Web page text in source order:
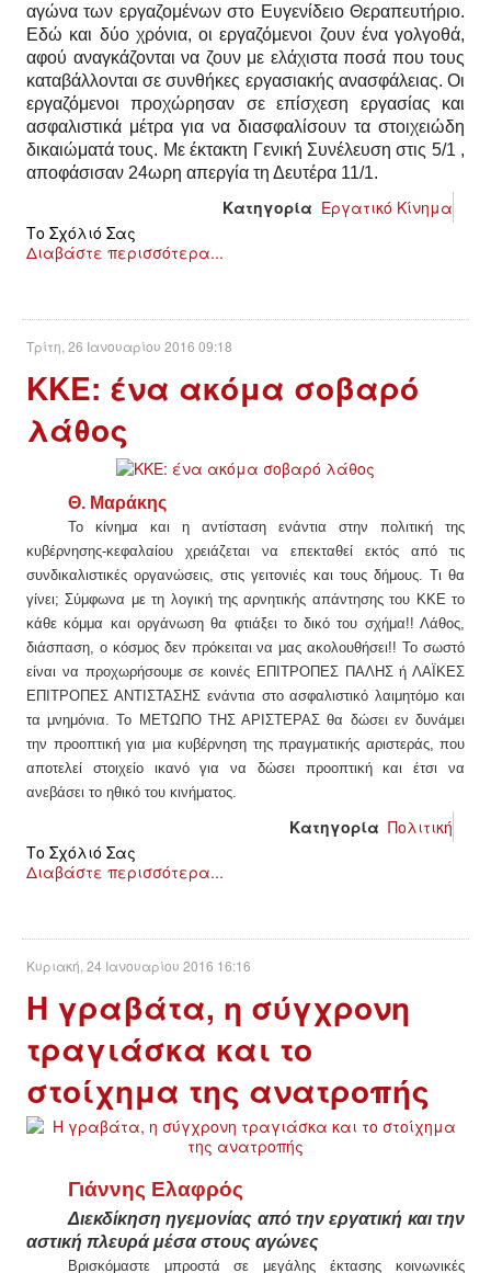
ΛΟΓΟΤΕΧΝΊΑ / ΤΈΧΝΗ
ΜΟΥΣΙΚΉ
ΚΙΝΗΜΑΤΟΓΡΆΦΟΣ
αγώνα των εργαζομένων στο Ευγενίδειο Θεραπευτήριο.
Εδώ και δύο χρόνια, οι εργαζόμενοι ζουν ένα γολγοθά,
αφού αναγκάζονται να ζουν με ελάχιστα ποσά που τους
καταβάλλονται σε συνθήκες εργασιακής ανασφάλειας. Οι
εργαζόμενοι προχώρησαν σε επίσχεση εργασίας και
ασφαλιστικά μέτρα για να διασφαλίσουν τα στοιχειώδη
δικαιώματά τους. Με έκτακτη Γενική Συνέλευση στις 5/1 ,
αποφάσισαν 24ωρη απεργία τη Δευτέρα 11/1.
Κατηγορία Εργατικό Κίνημα
Το Σχόλιό Σας
Διαβάστε περισσότερα...
Τρίτη, 26 Ιανουαρίου 2016 09:18
ΚΚΕ: ένα ακόμα σοβαρό
λάθος
Θ. Μαράκης
Το κίνημα και η αντίσταση ενάντια στην πολιτική της
κυβέρνησης-κεφαλαίου χρειάζεται να επεκταθεί εκτός από τις
συνδικαλιστικές οργανώσεις, στις γειτονιές και τους δήμους. Τι θα
γίνει; Σύμφωνα με τη λογική της αρνητικής απάντησης του ΚΚΕ το
κάθε κόμμα και οργάνωση θα φτιάξει το δικό του σχήμα!! Λάθος,
διάσπαση, ο κόσμος δεν πρόκειται να μας ακολουθήσει!! Το σωστό
είναι να προχωρήσουμε σε κοινές ΕΠΙΤΡΟΠΕΣ ΠΑΛΗΣ ή ΛΑΪΚΕΣ
ΕΠΙΤΡΟΠΕΣ ΑΝΤΙΣΤΑΣΗΣ ενάντια στο ασφαλιστικό λαιμητόμο και
τα μνημόνια.Το ΜΕΤΩΠΟ ΤΗΣ ΑΡΙΣΤΕΡΑΣ θα δώσει εν δυνάμει
την προοπτική για μια κυβέρνηση της πραγματικής αριστεράς, που
αποτελεί στοιχείο ικανό για να δώσει προοπτική και έτσι να
ανεβάσει το ηθικό του κινήματος.
Κατηγορία Πολιτική
Το Σχόλιό Σας
Διαβάστε περισσότερα...
Κυριακή, 24 Ιανουαρίου 2016 16:16
Η γραβάτα, η σύγχρονη
τραγιάσκα και το
στοίχημα της ανατροπής
Γιάννης Ελαφρός
Διεκδίκηση ηγεμονίας από την εργατική και την
αστική πλευρά μέσα στους αγώνες
Βρισκόμαστε μπροστά σε μεγάλης έκτασης κοινωνικές